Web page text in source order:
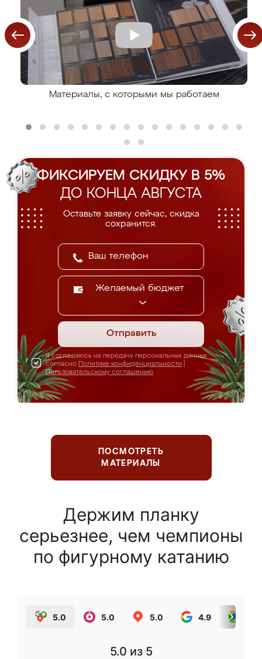
Материалы, с которыми мы работаем
ФИКСИРУЕМ СКИДКУ В 5%
ДО КОНЦА АВГУСТА
Оставьте заявку сейчас, скидка
сохранится.
Желаемый бюджет
Отправить
Я соглашаюсь на передачу персональных данных
согласно Политике конфиденциальности
Пользовательскому соглашению
ПОСМОТРЕТЬ
МАТЕРИАЛЫ
Держим планку
серьезнее, чем чемпионы
по фигурному катанию
5.0 5.0 5.0 4.9
5.0 из 5